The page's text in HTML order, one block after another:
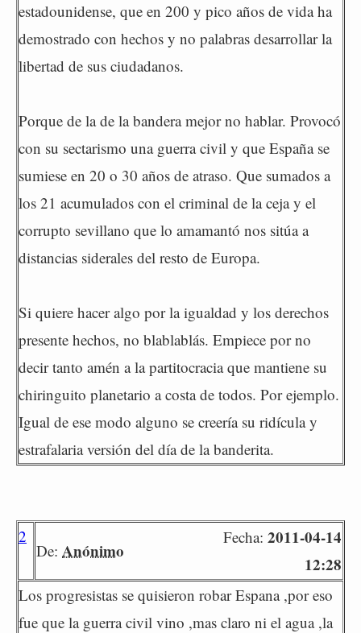
estadounidense, que en 200 y pico años de vida ha
demostrado con hechos y no palabras desarrollar la
libertad de sus ciudadanos.
Porque de la de la bandera mejor no hablar. Provocó
con su sectarismo una guerra civil y que España se
sumiese en 20 o 30 años de atraso. Que sumados a
los 21 acumulados con el criminal de la ceja y el
corrupto sevillano que lo amamantó nos sitúa a
distancias siderales del resto de Europa.
Si quiere hacer algo por la igualdad y los derechos
presente hechos, no blablablás. Empiece por no
decir tanto amén a la partitocracia que mantiene su
chiringuito planetario a costa de todos. Por ejemplo.
Igual de ese modo alguno se creería su ridícula y
estrafalaria versión del día de la banderita.
2
De: Anónimo
Fecha: 2011-04-14
12:28
Los progresistas se quisieron robar Espana ,por eso
fue que la guerra civil vino ,mas claro ni el agua ,la